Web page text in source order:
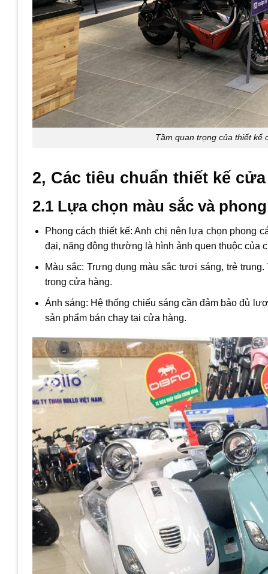
Tầm quan trọng của thiết kế
2, Các tiêu chuẩn thiết kế
2.1 Lựa chọn màu sắc và
Phong cách thiết kế: Anh chị nên lựa chọn phong
đại, năng động thường là hình ảnh quen thuộc của
Màu sắc: Trưng dụng màu sắc tươi sáng, trẻ
trong cửa hàng.
Ánh sáng: Hệ thống chiếu sáng cần đảm bảo đủ
sản phẩm bán chạy tại cửa hàng.